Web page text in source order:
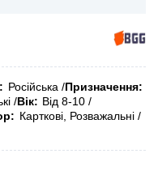
Російська Призначення
Вік
Від 8-10
Карткові, Розважальні